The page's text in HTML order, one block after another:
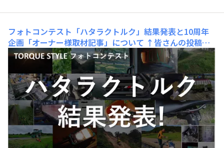
フォトコンテスト「ハタラクトルク」結果発表と10周年
企画「オーナー様取材記事」について ↑皆さんの投稿は
こちらをタップ↑ 先日開催したフォトコンテスト「ハタ
ラクトルク」に、たくさん投稿いただきありがとうござい
ました。これまであまり見られなかった、現場で働くTOR
QUEがリアルに伝わってきて、とても興味深く拝見しまし
た！コンテスト結果発表！ 下記の基準で、3件の投稿を
編集部で選ばせていた